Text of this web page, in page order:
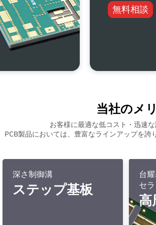
無料相談
当社のメ
お客様に最適な低コスト・迅速
PCB製品においては、豊富なラインアップを誇
深さ制御溝
ステップ基板
台
セ
高